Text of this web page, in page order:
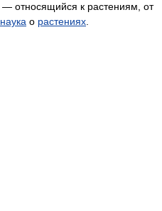
— относящийся к растениям, от
наука о растениях.